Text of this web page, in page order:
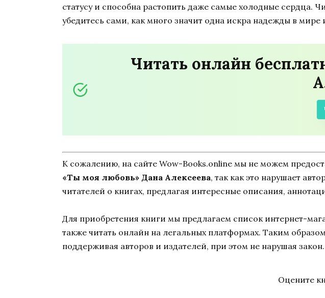
статусу и способна растопить даже самые холодные сердца.
убедитесь сами, как много значит одна искра надежды в мире
Читать онлайн
К сожалению, на сайте Wow-Books.online мы не можем
«Ты моя любовь» Дана Алексеева, так как это нарушает
читателей о книгах, предлагая интересные описания,
Для приобретения книги мы предлагаем список интернет-
также читать онлайн на легальных платформах. Таким
поддерживая авторов и издателей, при этом не нарушая закон.
Оцените